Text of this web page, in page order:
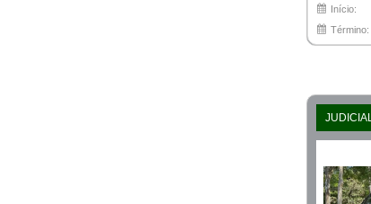
Início:
Término:
JUDICIAL